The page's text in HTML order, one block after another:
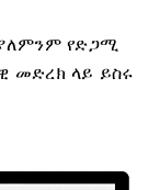
የድጋሚ
መድረክ ላይ ይስሩ